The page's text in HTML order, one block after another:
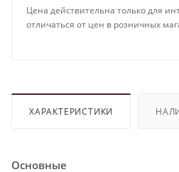
Цена действительна только для
отличаться от цен в розничных
ХАРАКТЕРИСТИКИ
Основные